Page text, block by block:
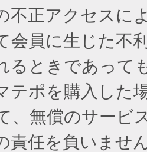
不正アクセスに
会員に生じた不
るときであって
テポを購入した
、無償のサービ
責任を負いませ